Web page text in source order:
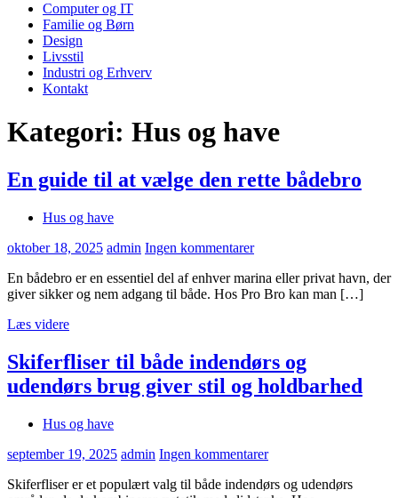
Computer og IT
Familie og Børn
Design
Livsstil
Industri og Erhverv
Kontakt
Kategori: Hus og have
En guide til at vælge den rette bådebro
Hus og have
oktober 18, 2025 admin Ingen kommentarer
En bådebro er en essentiel del af enhver marina eller privat havn, der
giver sikker og nem adgang til både. Hos Pro Bro kan man […]
Læs videre
Skiferfliser til både indendørs og
udendørs brug giver stil og holdbarhed
Hus og have
september 19, 2025 admin Ingen kommentarer
Skiferfliser er et populært valg til både indendørs og udendørs